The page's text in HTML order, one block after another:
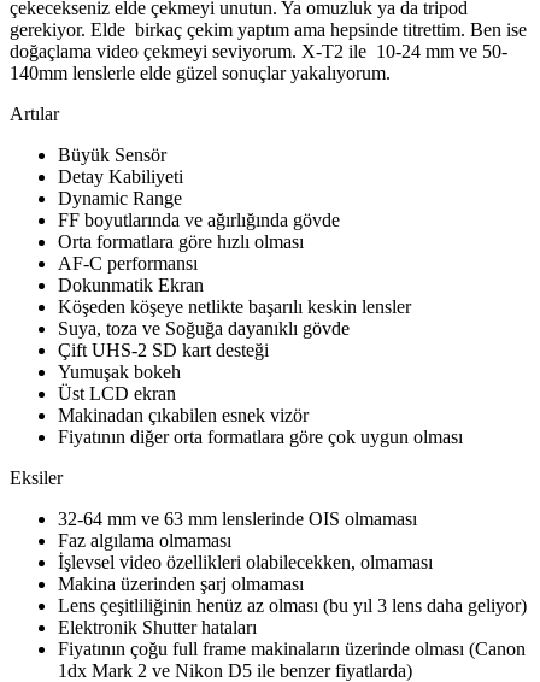
çekecekseniz elde çekmeyi unutun. Ya omuzluk ya da tripod
gerekiyor. Elde birkaç çekim yaptım ama hepsinde titrettim. Ben ise
doğaçlama video çekmeyi seviyorum. X-T2 ile 10-24 mm ve 50-
140mm lenslerle elde güzel sonuçlar yakalıyorum.
Artılar
Büyük Sensör
Detay Kabiliyeti
Dynamic Range
FF boyutlarında ve ağırlığında gövde
Orta formatlara göre hızlı olması
AF-C performansı
Dokunmatik Ekran
Köşeden köşeye netlikte başarılı keskin lensler
Suya, toza ve Soğuğa dayanıklı gövde
Çift UHS-2 SD kart desteği
Yumuşak bokeh
Üst LCD ekran
Makinadan çıkabilen esnek vizör
Fiyatının diğer orta formatlara göre çok uygun olması
Eksiler
32-64 mm ve 63 mm lenslerinde OIS olmaması
Faz algılama olmaması
İşlevsel video özellikleri olabilecekken, olmaması
Makina üzerinden şarj olmaması
Lens çeşitliliğinin henüz az olması (bu yıl 3 lens daha geliyor)
Elektronik Shutter hataları
Fiyatının çoğu full frame makinaların üzerinde olması (Canon
1dx Mark 2 ve Nikon D5 ile benzer fiyatlarda)